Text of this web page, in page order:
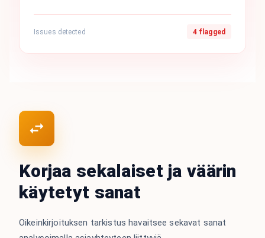
Issues detected 4 flagged
Korjaa sekalaiset ja väärin
käytetyt sanat
Oikeinkirjoituksen tarkistus havaitsee sekavat sanat